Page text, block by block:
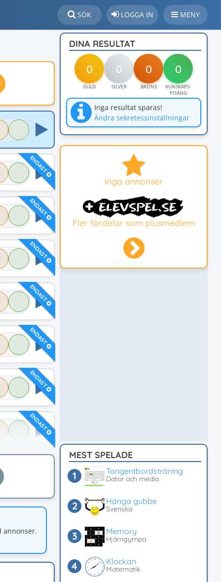
SÖK LOGGA IN MENY
ENDAST
ENDAST
ENDAST
ENDAST
ENDAST
ENDAST
ENDAST
annonser.
DINA RESULTAT
0 0 0 0
GULD SILVER BRONS
KUNSKAPS-
POÄNG
Inga resultat sparas!
Ändra sekretessinställningar
Inga annonser
Fler fördelar som plusmedlem
MEST SPELADE
Tangentbordsträning
Dator och media
Hänga gubbe
Svenska
Memory
Hjärngympa
Klockan
Matematik